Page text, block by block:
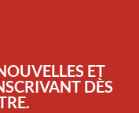
ET
DÈS